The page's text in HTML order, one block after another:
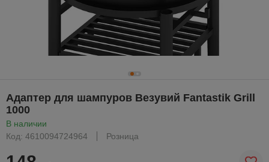
Адаптер для шампуров Везувий Fantastik Grill
1000
В наличии
Код: 4610094724964
Розница